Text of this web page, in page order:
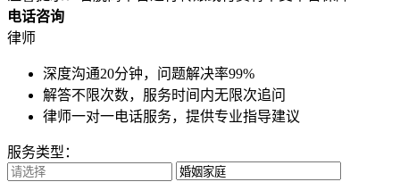
电话咨询
律师
深度沟通20分钟，问题解决率99%
解答不限次数，服务时间内无限次追问
律师一对一电话服务，提供专业指导建议
服务类型：